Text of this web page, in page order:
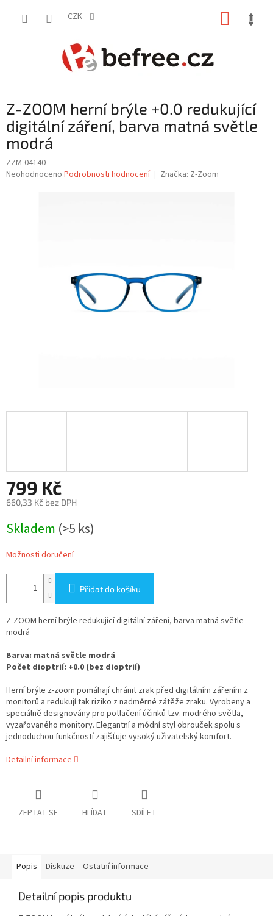
CZK
Z-ZOOM herní brýle +0.0 redukující
digitální záření, barva matná světle
modrá
ZZM-04140
Průměrné
Neohodnoceno Podrobnosti hodnocení Značka: Z-Zoom
799 Kč
660,33 Kč bez DPH
cena:
Skladem (>5 ks)
Možnosti doručení
Přidat do košíku
Z-ZOOM herní brýle redukující digitální záření, barva matná světle
modrá
Barva: matná světle modrá
Počet dioptrií: +0.0 (bez dioptrií)
Herní brýle z-zoom pomáhají chránit zrak před digitálním zářením z
monitorů a redukují tak riziko z nadměrné zátěže zraku. Vyrobeny a
speciálně designovány pro potlačení účinků tzv. modrého světla,
vyzařovaného monitory. Elegantní a módní styl obrouček spolu s
jednoduchou funkčností zajišťuje vysoký uživatelský komfort.
Detailní informace
ZEPTAT SE HLÍDAT SDÍLET
Popis Diskuze Ostatní informace
Detailní popis produktu